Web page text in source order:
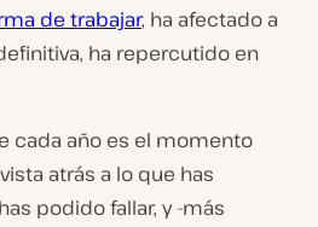
de trabajar, ha afectado a
ha repercutido en
cada año es el momento
atrás a lo que has
podido fallar, y -más